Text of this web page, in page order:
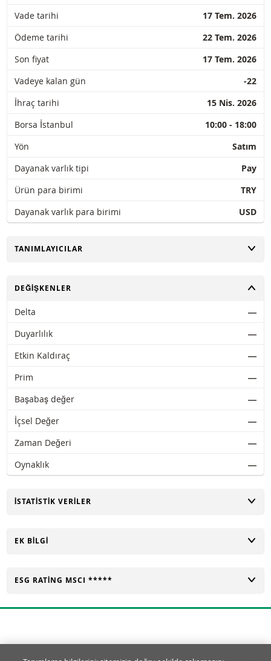
Vade tarihi
17 Tem. 2026
Ödeme tarihi
22 Tem. 2026
Son fiyat
17 Tem. 2026
Vadeye kalan gün
-22
İhraç tarihi
15 Nis. 2026
Borsa İstanbul
10:00 - 18:00
Yön
Satım
Dayanak varlık tipi
Pay
Ürün para birimi
TRY
Dayanak varlık para birimi
USD
AÇ
TANIMLAYICILAR
AÇ
DEĞIŞKENLER
Delta
―
Duyarlılık
―
Etkin Kaldıraç
―
Prim
―
Başabaş değer
―
İçsel Değer
―
Zaman Değeri
―
Oynaklık
―
AÇ
İSTATISTIK VERILER
AÇ
EK BILGI
AÇ
ESG RATING MSCI *****
Tanımlama Bilgisi Ayarları